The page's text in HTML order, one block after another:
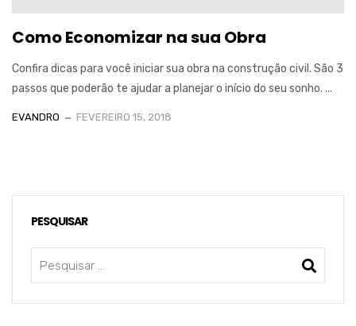
Como Economizar na sua Obra
Confira dicas para você iniciar sua obra na construção civil. São 3
passos que poderão te ajudar a planejar o início do seu sonho. ...
EVANDRO FEVEREIRO 15, 2018
PESQUISAR